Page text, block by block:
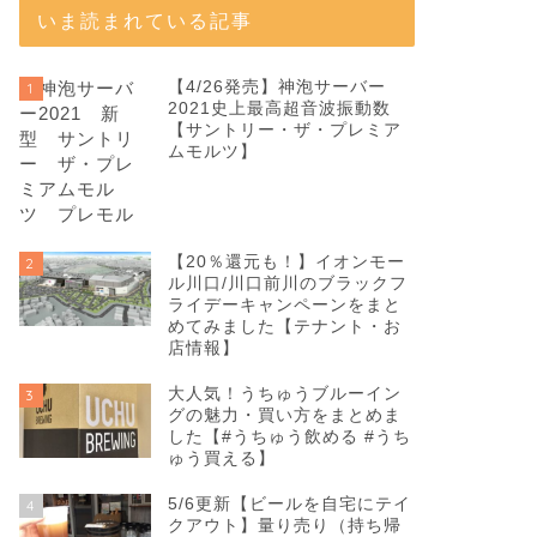
いま読まれている記事
1
【4/26発売】神泡サーバー
2021史上最高超音波振動数
【サントリー・ザ・プレミア
ムモルツ】
2
【20％還元も！】イオンモー
ル川口/川口前川のブラックフ
ライデーキャンペーンをまと
めてみました【テナント・お
店情報】
3
大人気！うちゅうブルーイン
グの魅力・買い方をまとめま
した【#うちゅう飲める #うち
ゅう買える】
4
5/6更新【ビールを自宅にテイ
クアウト】量り売り（持ち帰